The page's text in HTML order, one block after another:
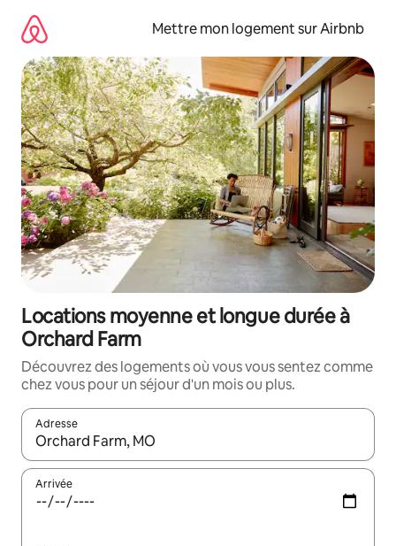
directement
contenu
Mettre mon logement sur Airbnb
Locations moyenne et longue durée à
Orchard Farm
Découvrez des logements où vous vous sentez comme
chez vous pour un séjour d'un mois ou plus.
Adresse
Lorsque les résultats s'affichent, utilisez les flèches vers le
Arrivée